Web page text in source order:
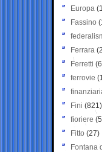
Europa
Fassino
Ferrara
Ferretti
ferrovie
Fini (821)
fioriere
Fitto (27)
Fontana